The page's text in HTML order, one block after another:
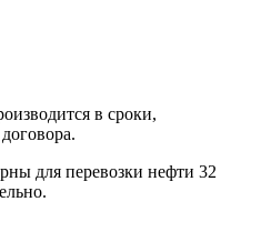
в сроки,
для перевозки нефти 32